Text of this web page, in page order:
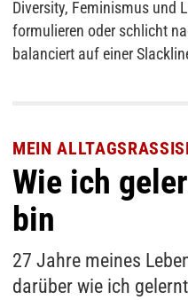
Diversity, Feminismus und
formulieren oder schlicht
balanciert auf einer
MEIN
Wie ich
bin
27 Jahre meines
darüber wie ich